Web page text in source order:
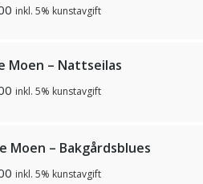
inkl. 5% kunstavgift
Moen – Nattseilas
inkl. 5% kunstavgift
Moen – Bakgårdsblues
inkl. 5% kunstavgift